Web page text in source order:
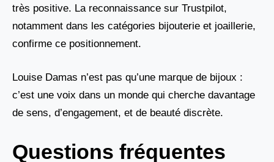
très positive. La reconnaissance sur Trustpilot,
notamment dans les catégories bijouterie et joaillerie,
confirme ce positionnement.
Louise Damas n’est pas qu’une marque de bijoux :
c’est une voix dans un monde qui cherche davantage
de sens, d’engagement, et de beauté discrète.
Questions fréquentes